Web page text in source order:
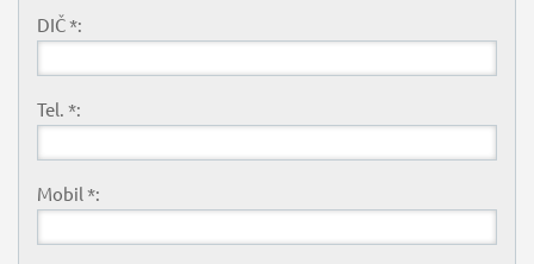
DIČ *:
Tel. *:
Mobil *: